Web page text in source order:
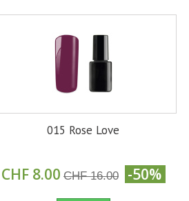
015 Rose Love
CHF 8.00 CHF 16.00 -50%